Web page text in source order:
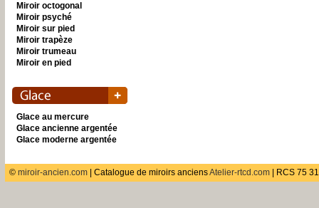
Miroir octogonal
Miroir psyché
Miroir sur pied
Miroir trapèze
Miroir trumeau
Miroir en pied
Glace au mercure
Glace ancienne argentée
Glace moderne argentée
© miroir-ancien.com| Catalogue de miroirs anciensAtelier-rtcd.com| RCS 75